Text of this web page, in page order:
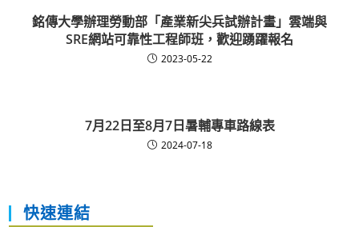
銘傳大學辦理勞動部「產業新尖兵試辦計畫」雲端與
SRE網站可靠性工程師班，歡迎踴躍報名
2023-05-22
7月22日至8月7日暑輔專車路線表
2024-07-18
快速連結